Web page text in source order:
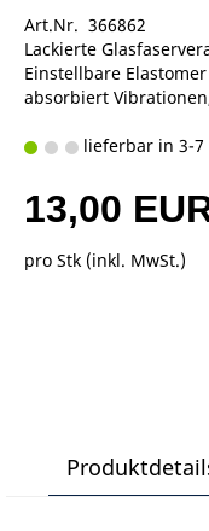
Art.Nr. 366862
Lackierte
Einstellbare
absorbiert
lieferbar in 3-7
13,00
pro Stk (inkl. MwSt.)